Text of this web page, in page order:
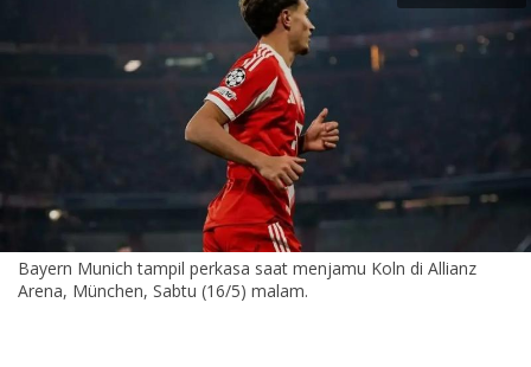
Bayern Munich tampil perkasa saat menjamu Koln di Allianz
Arena, München, Sabtu (16/5) malam.